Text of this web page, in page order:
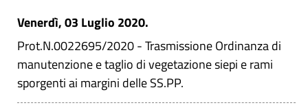
Venerdì, 03 Luglio 2020.
Prot.N.0022695/2020 - Trasmissione Ordinanza di
manutenzione e taglio di vegetazione siepi e rami
sporgenti ai margini delle SS.PP.